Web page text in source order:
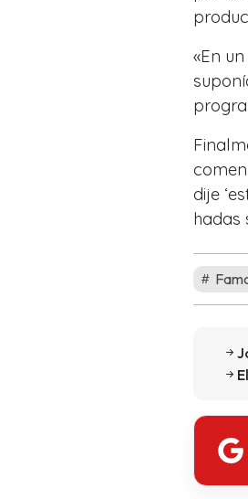
«En
dije
hadas